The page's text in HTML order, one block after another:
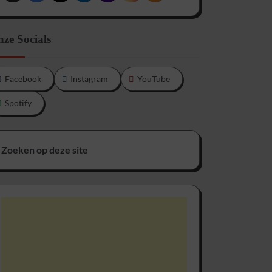
Socials
Facebook Instagram YouTube
Spotify
Zoeken op deze site